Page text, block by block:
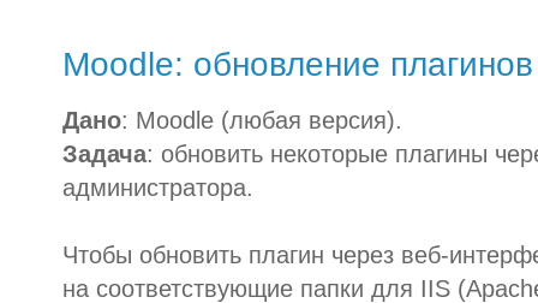
Moodle: обновление
Дано: Moodle (любая версия).
Задача: обновить некоторые плагины
администратора.
Чтобы обновить плагин через веб-
на соответствующие папки для IIS